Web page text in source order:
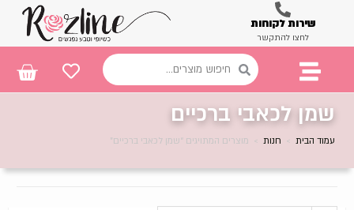
שירות לקוחות
לחצו להתקשר
שמן לכאבי ברכיים
עמוד הבית > חנות > מוצרים המתויגים “שמן לכאבי ברכיים”